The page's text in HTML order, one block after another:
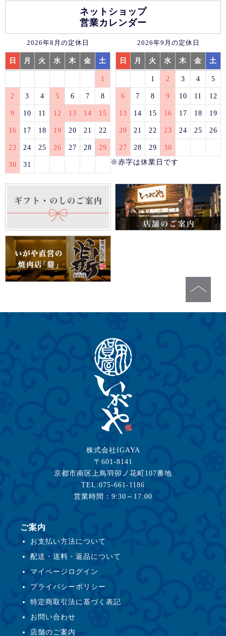
ネットショップ
営業カレンダー
2026年8月の定休日
日 月 火 水 木 金 土
1
2 3 4 5 6 7 8
9 10 11 12 13 14 15
16 17 18 19 20 21 22
23 24 25 26 27 28 29
30 31
2026年9月の定休日
日 月 火 水 木 金 土
1 2 3 4 5
6 7 8 9 10 11 12
13 14 15 16 17 18 19
20 21 22 23 24 25 26
27 28 29
30
※赤字は休業日です
株式会社IGAYA
〒601-8141
京都市南区上鳥羽卯ノ花町107番地
TEL:075-661-1186
営業時間：9:30～17:00
ご案内
お支払い方法について
配送・送料・返品について
マイページログイン
プライバシーポリシー
特定商取引法に基づく表記
お問い合わせ
店舗のご案内